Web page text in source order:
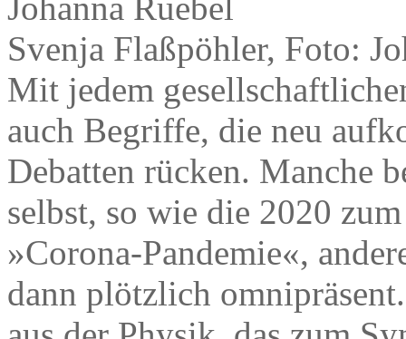
Svenja Flaßpöhler, Foto:
Mit jedem
auch Begriffe, die neu
Debatten rücken. Manche
selbst, so wie die 2020
»Corona-Pandemie«,
dann plötzlich